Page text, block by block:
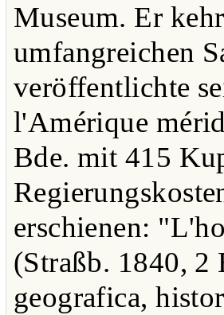
Museum. Er
umfangreichen
veröffentlichte
l'Amérique
Bde. mit 415
erschienen:
(Straßb. 1840,
geografica,